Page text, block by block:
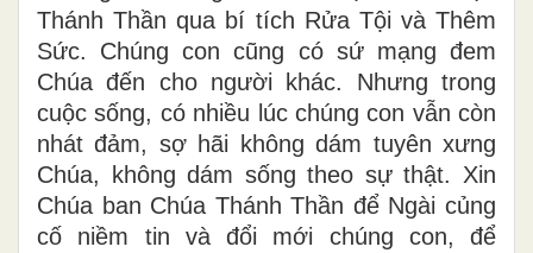
Thánh Thần qua bí tích Rửa Tội và Thêm
Sức. Chúng con cũng có sứ mạng đem
Chúa đến cho người khác. Nhưng trong
cuộc sống, có nhiều lúc chúng con vẫn còn
nhát đảm, sợ hãi không dám tuyên xưng
Chúa, không dám sống theo sự thật. Xin
Chúa ban Chúa Thánh Thần để Ngài củng
cố niềm tin và đổi mới chúng con, để